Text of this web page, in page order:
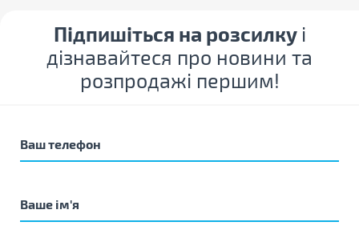
Підпишіться на розсилку і
дізнавайтеся про новини та
розпродажі першим!